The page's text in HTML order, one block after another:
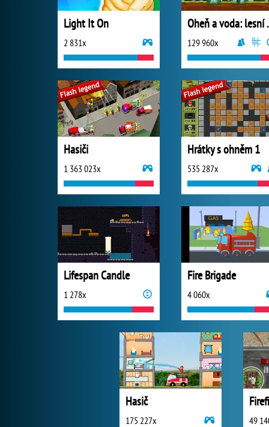
Light It On
2 831x
Oheň
129 960x
Hasiči
1 363 023x
Hrátky s ohněm 1
535 287x
Lifespan Candle
1 278x
Fire Brigade
4 060x
Hasič
175 227x 49